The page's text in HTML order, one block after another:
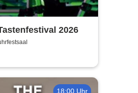
2026
18:00 Uhr